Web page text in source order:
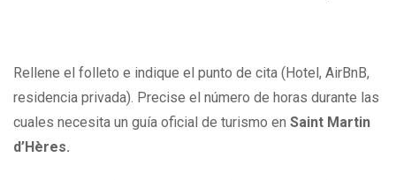
Rellene el folleto e indique el punto de cita (Hotel, AirBnB,
residencia privada). Precise el número de horas durante las
cuales necesita un guía oficial de turismo en Saint Martin
d’Hères.